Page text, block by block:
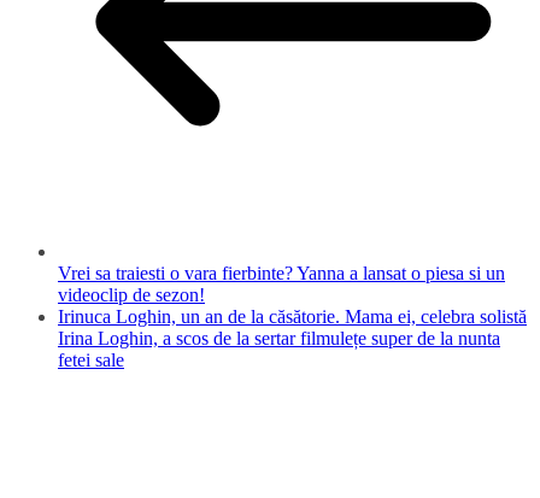
Vrei sa traiesti o vara fierbinte? Yanna a lansat o piesa si un
videoclip de sezon!
Irinuca Loghin, un an de la căsătorie. Mama ei, celebra solistă
Irina Loghin, a scos de la sertar filmulețe super de la nunta
fetei sale